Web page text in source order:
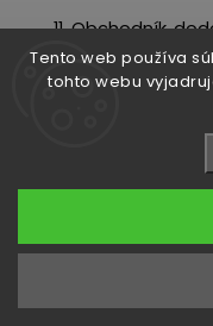
Tento web používa
tohto webu
Obchodník
tovar
alebo
dodal
nedohodnú
v lehote
prevziať,
o tovar
o
a poskytne